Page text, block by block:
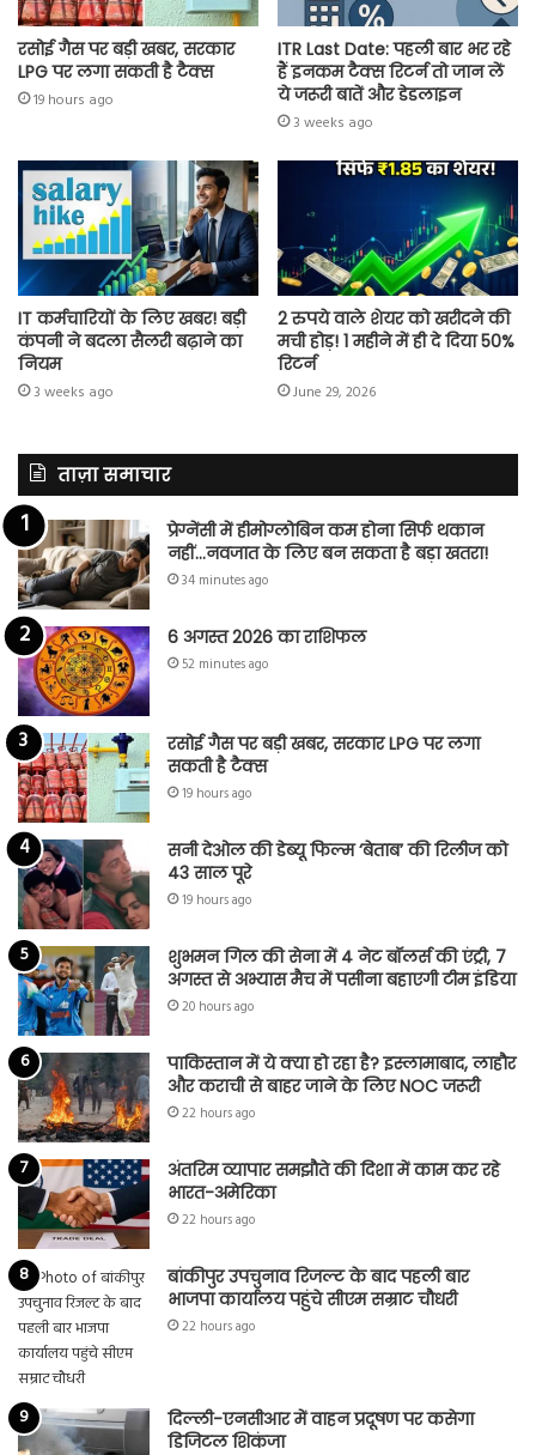
रसोई गैस पर बड़ी खबर, सरकार
LPG पर लगा सकती है टैक्स
19 hours ago
ITR Last Date: पहली बार भर रहे
हैं इनकम टैक्स रिटर्न तो जान लें
ये जरूरी बातें और डेडलाइन
3 weeks ago
IT कर्मचारियों के लिए खबर! बड़ी
कंपनी ने बदला सैलरी बढ़ाने का
नियम
3 weeks ago
2 रुपये वाले शेयर को खरीदने की
मची होड़! 1 महीने में ही दे दिया 50%
रिटर्न
June 29, 2026
ताज़ा समाचार
प्रेग्नेंसी में हीमोग्लोबिन कम होना सिर्फ थकान
नहीं…नवजात के लिए बन सकता है बड़ा खतरा!
34 minutes ago
6 अगस्त 2026 का राशिफल
52 minutes ago
रसोई गैस पर बड़ी खबर, सरकार LPG पर लगा
सकती है टैक्स
19 hours ago
सनी देओल की डेब्यू फिल्म ‘बेताब’ की रिलीज को
43 साल पूरे
19 hours ago
शुभमन गिल की सेना में 4 नेट बॉलर्स की एंट्री, 7
अगस्त से अभ्यास मैच में पसीना बहाएगी टीम इंडिया
20 hours ago
पाकिस्तान में ये क्या हो रहा है? इस्लामाबाद, लाहौर
और कराची से बाहर जाने के लिए NOC जरूरी
22 hours ago
अंतरिम व्यापार समझौते की दिशा में काम कर रहे
भारत-अमेरिका
22 hours ago
बांकीपुर उपचुनाव रिजल्ट के बाद पहली बार
भाजपा कार्यालय पहुंचे सीएम सम्राट चौधरी
22 hours ago
दिल्ली-एनसीआर में वाहन प्रदूषण पर कसेगा
डिजिटल शिकंजा